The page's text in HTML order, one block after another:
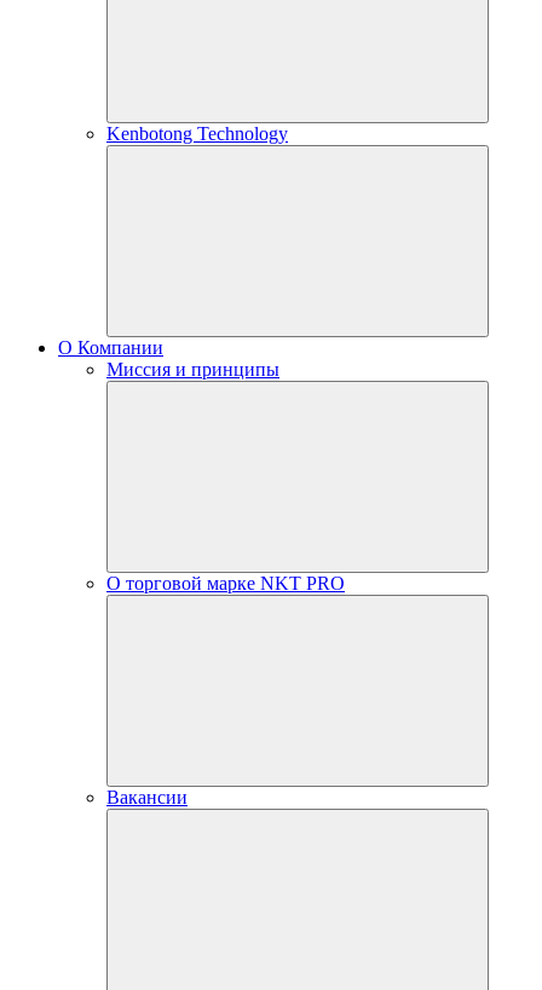
Kenbotong Technology
О Компании
Миссия и принципы
О торговой марке NKT PRO
Вакансии